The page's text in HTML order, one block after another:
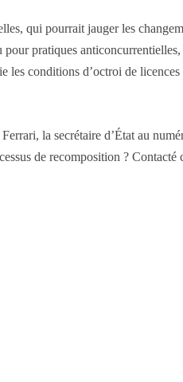
qui pourrait jauger les
pratiques
conditions d’octroi de
la secrétaire d’État au
de recomposition ? Contacté